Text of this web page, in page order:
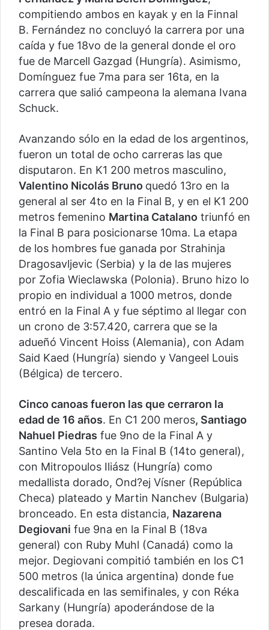
compitiendo ambos en kayak y en la Finnal
B. Fernández no concluyó la carrera por una
caída y fue 18vo de la general donde el oro
fue de Marcell Gazgad (Hungría). Asimismo,
Domínguez fue 7ma para ser 16ta, en la
carrera que salió campeona la alemana Ivana
Schuck.
Avanzando sólo en la edad de los argentinos,
fueron un total de ocho carreras las que
disputaron. En K1 200 metros masculino,
Valentino Nicolás Bruno quedó 13ro en la
general al ser 4to en la Final B, y en el K1 200
metros femenino Martina Catalano triunfó en
la Final B para posicionarse 10ma. La etapa
de los hombres fue ganada por Strahinja
Dragosavljevic (Serbia) y la de las mujeres
por Zofia Wieclawska (Polonia). Bruno hizo lo
propio en individual a 1000 metros, donde
entró en la Final A y fue séptimo al llegar con
un crono de 3:57.420, carrera que se la
adueñó Vincent Hoiss (Alemania), con Adam
Said Kaed (Hungría) siendo y Vangeel Louis
(Bélgica) de tercero.
Cinco canoas fueron las que cerraron la
edad de 16 años. En C1 200 meros, Santiago
Nahuel Piedras fue 9no de la Final A y
Santino Vela 5to en la Final B (14to general),
con Mitropoulos Iliász (Hungría) como
medallista dorado, Ond?ej Vísner (República
Checa) plateado y Martin Nanchev (Bulgaria)
bronceado. En esta distancia, Nazarena
Degiovani fue 9na en la Final B (18va
general) con Ruby Muhl (Canadá) como la
mejor. Degiovani compitió también en los C1
500 metros (la única argentina) donde fue
descalificada en las semifinales, y con Réka
Sarkany (Hungría) apoderándose de la
presea dorada.